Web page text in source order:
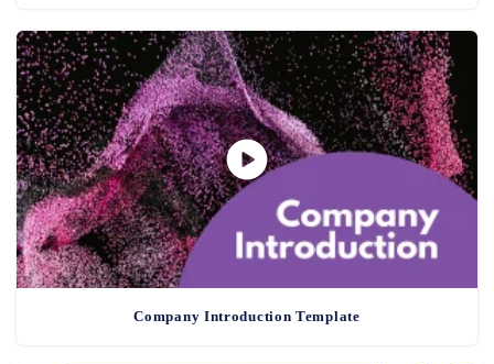
Company Introduction Template